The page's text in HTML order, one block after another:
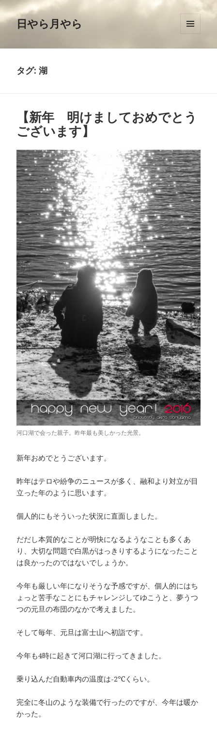
日やら月やら
ーとウ
タグ: 湖
【新年 明けましておめでとう
ございます】
河口湖で会った親子。昨年最も美しかった光景。
新年おめでとうございます。
昨年はテロや紛争のニュースが多く、融和より対立が目
立った年のように思います。
個人的にもそういった状況に直面しました。
だだし本質的なことが明快になるようなことも多くあ
り、大切な問題で白黒がはっきりするようになったこと
は良かったのではないでしょうか。
今年も厳しい年になりそうな予感ですが、個人的にはち
ょっと苦手なことにもチャレンジしてゆこうと、夢うつ
つの元旦の布団のなかで考えました。
そして毎年、元旦は富士山へ初詣です。
今年も4時に起きて河口湖に行ってきました。
乗り込んだ自動車内の温度は-2℃くらい。
完全に冬山のような装備で行ったのですが、今年は暖か
かった。